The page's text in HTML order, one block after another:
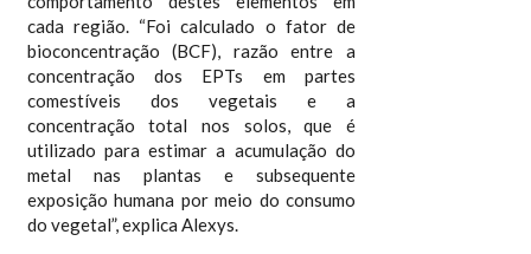
cada região. “Foi calculado o fator de
bioconcentração (BCF), razão entre a
concentração dos EPTs em partes
comestíveis dos vegetais e a
concentração total nos solos, que é
utilizado para estimar a acumulação do
metal nas plantas e subsequente
exposição humana por meio do consumo
do vegetal”, explica Alexys.